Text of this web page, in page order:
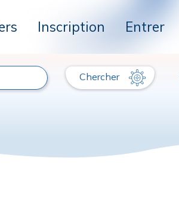
Inscription Entrer
Chercher